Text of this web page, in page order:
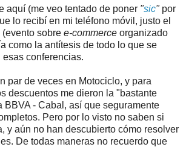
aquí (me veo tentado de poner "sic"por
lo recibí en mi teléfono móvil, justo el
(evento sobre e-commerce organizado
como la antítesis de todo lo que se
conferencias.
par de veces en Motociclo, y para
descuentos me dieron la "bastante
BBVA - Cabal, así que seguramente
Pero por lo visto no saben si
y aún no han descubierto cómo resolver
De todas maneras no recuerdo que